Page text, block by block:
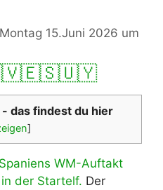
15.Juni 2026 um
🇪🇸🇺🇾
das findest du hier
]
WM-Auftakt
der Startelf. Der